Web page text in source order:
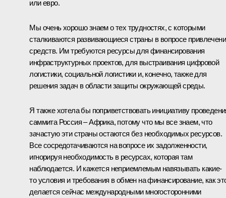
или евро.
Мы очень хорошо знаем о тех трудностях, с которыми
сталкиваются развивающиеся страны в вопросе
средств. Им требуются ресурсы для финансирования
инфраструктурных проектов, для выстраивания цифровой
логистики, социальной логистики и, конечно, также для
решения задач в области защиты окружающей среды.
Я также хотела бы поприветствовать инициативу
саммита Россия – Африка, потому что мы все знаем, что
зачастую эти страны остаются без необходимых ресурсов.
Все сосредотачиваются на вопросе их задолженности,
игнорируя необходимость в ресурсах, которая там
наблюдается. И кажется неприемлемым навязывать какие-
то условия и требования в обмен на финансирование, как
делается сейчас международными многосторонними